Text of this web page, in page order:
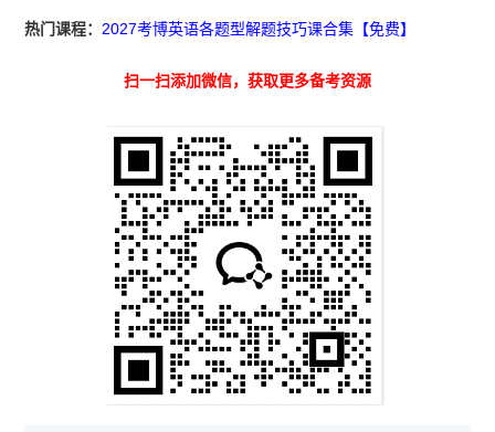
热门课程：2027考博英语各题型解题技巧课合集【免费】
扫一扫添加微信，获取更多备考资源